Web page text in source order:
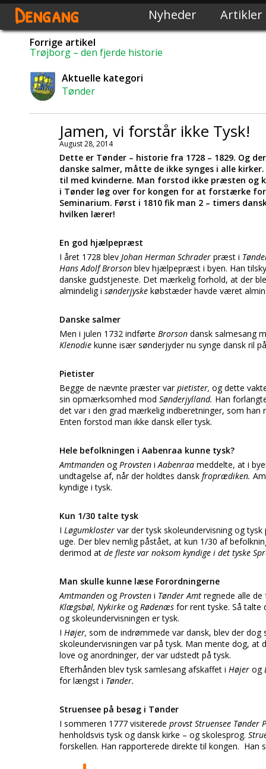
Dengang Nyheder Artikler
Forrige artikel
Trøjborg – den fjerde historie
Aktuelle kategori
Tønder
Jamen, vi forstår ikke Tysk!
August 28, 2014
Dette er Tønder – historie fra 1728 – 1829. Og
danske salmer, måtte de ikke synges i alle
til med kvinderne. Man forstod ikke præsten og
i Tønder løg over for kongen for at forstærke
Seminarium. Først i 1810 fik man 2 – timers
hvilken lærer!
En god hjælpepræst
I året 1728 blev Johan Herman Schrader præst i
Hans Adolf Brorson blev hjælpepræst i byen. Han
danske gudstjeneste. Det mærkelig forhold, at der
almindelig i sønderjyske købstæder havde været
Danske salmer
Men i julen 1732 indførte Brorson dansk salmesang
Klenodie kunne især sønderjyder nu synge dansk ril
Pietister
Begge de nævnte præster varpietister, og dette
sin opmærksomhed mod Sønderjylland. Han
det var i den grad mærkelig indberetninger, som
Enten forstod man ikke dansk eller tysk.
Hele befolkningen i Aabenraa kunne tysk?
Amtmanden ogProvsten iAabenraa meddelte, at i
undtagelse af, når der holdtes dansk froprædiken.
kyndige i tysk.
Kun 1/30 talte tysk
I Løgumkloster var der tysk skoleundervisning og
uge. Der blev nemlig påstået, at kun 1/30 af
derimod at de fleste var noksom kyndige i det tyske
Man skulle kunne læse Forordningerne
Amtmanden ogProvsten i Tønder Amt regnede alle
Klægsbøl, Nykirke ogRødenæs for rent tyske. Så
og skoleundervisningen er tysk.
I Højer, som de indrømmede var dansk, blev der
skoleundervisningen var på tysk. Man mente dog,
love og anordninger, der var udstedt på tysk.
Efterhånden blev tysk samlesang afskaffet i Højer og
for længst i Tønder.
Struensee på besøg i Tønder
I sommeren 1777 visiterede provst Struensee Tønder
henholdsvis tysk og dansk kirke – og skolesprog.
forskellen. Han rapporterede direkte til kongen. Han